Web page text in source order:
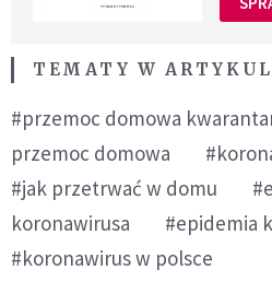
TEMATY W
#przemoc domowa
przemoc domowa
#jak przetrwać w domu
koronawirusa
#epidemia
#koronawirus w polsce